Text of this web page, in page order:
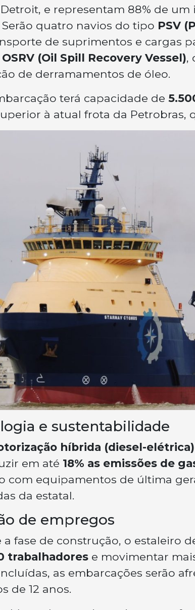
e representam 88% de um
Serão quatro navios do tipo PSV
de suprimentos e cargas
OSRV (Oil Spill Recovery Vessel),
de derramamentos de óleo.
terá capacidade de
à atual frota da Petrobras,
e sustentabilidade
híbrida (diesel-elétrica)
em até 18% as emissões de
com equipamentos de última
da estatal.
de empregos
a fase de construção, o estaleiro
trabalhadores e movimentar
as embarcações serão
de 12 anos.